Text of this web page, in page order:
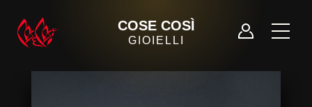
COSE COSÌ
GIOIELLI